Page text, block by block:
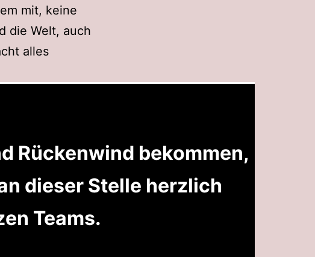
mit, keine
die Welt, auch
alles
Rückenwind bekommen,
dieser Stelle herzlich
Teams.